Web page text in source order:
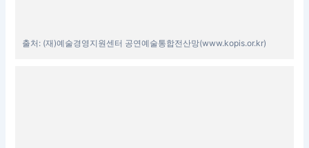
출처: (재)예술경영지원센터 공연예술통합전산망(www.kopis.or.kr)